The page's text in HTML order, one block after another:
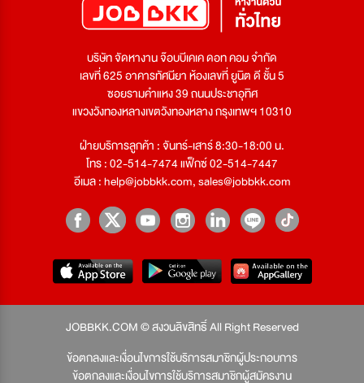
บริษัท จัดหางาน จ๊อบบีเคเค ดอท คอม จำกัด
เลขที่ 625 อาคารทัศนียา ห้องเลขที่ ยูนิต ดี ชั้น 5
ซอยรามคำแหง 39 ถนนประชาอุทิศ
แขวงวังทองหลางเขตวังทองหลาง กรุงเทพฯ 10310
ฝ่ายบริการลูกค้า : จันทร์-เสาร์ 8:30-18:00 น.
โทร : 02-514-7474 แฟ็กซ์ 02-514-7447
อีเมล :help@jobbkk.com,sales@jobbkk.com
JOBBKK.COM © สงวนลิขสิทธิ์ All Right Reserved
ข้อตกลงและเงื่อนไขการใช้บริการสมาชิกผู้ประกอบการ
ข้อตกลงและเงื่อนไขการใช้บริการสมาชิกผู้สมัครงาน